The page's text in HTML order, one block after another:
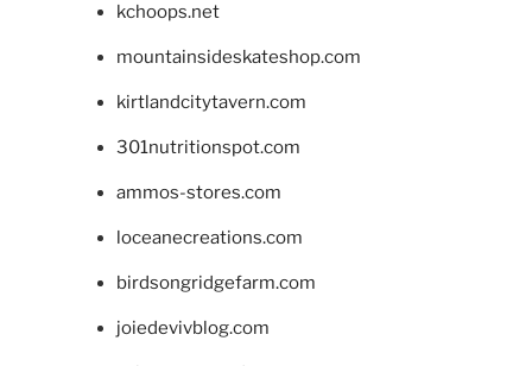
kchoops.net
mountainsideskateshop.com
kirtlandcitytavern.com
301nutritionspot.com
ammos-stores.com
loceanecreations.com
birdsongridgefarm.com
joiedevivblog.com